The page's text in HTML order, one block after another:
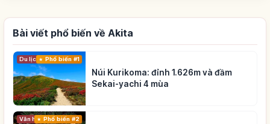
Bài viết phổ biến về Akita
Du lịch Phổ biến #1
Núi Kurikoma: đỉnh 1.626m và đầm
Sekai-yachi 4 mùa
Văn hóa truyền thống
Phổ biến #2